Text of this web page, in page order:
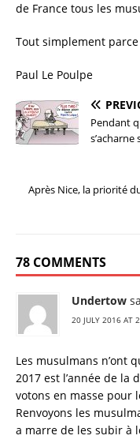
de France tous les
Tout simplement
Paul Le Poulpe
Pendant
s’acharne
Après Nice, la priorité
78 COMMENTS
Undertow
20 JULY 2016 AT
Les musulmans n’ont
2017 est l’année de la
votons en masse pour
Renvoyons les
a marre de les subir à